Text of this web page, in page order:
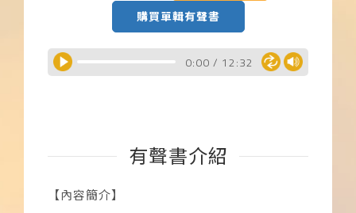
購買單輯有聲書
0:00 / 12:32
有聲書介紹
【內容簡介】